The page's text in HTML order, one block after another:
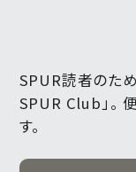
SPUR読者のた
SPUR Club」。
す。